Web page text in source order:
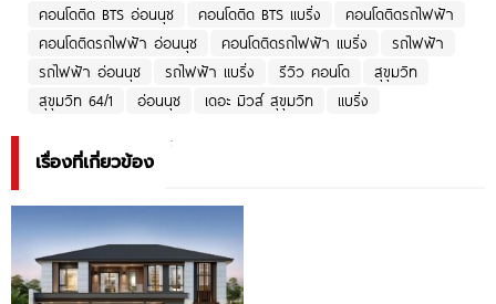
คอนโดติด BTS อ่อนนุช
คอนโดติด BTS แบริ่ง
คอนโดติดรถไฟฟ้า
คอนโดติดรถไฟฟ้า อ่อนนุช
คอนโดติดรถไฟฟ้า แบริ่ง
รถไฟฟ้า
รถไฟฟ้า อ่อนนุช
รถไฟฟ้า แบริ่ง รีวิว คอนโด
สุขุมวิท
สุขุมวิท 64/1
อ่อนนุช เดอะ มิวส์ สุขุมวิท แบริ่ง
เรื่องที่เกี่ยวข้อง